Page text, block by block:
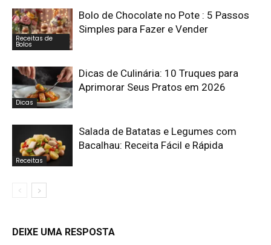
Receitas de
Bolos
Bolo de Chocolate no Pote : 5 Passos
Simples para Fazer e Vender
Dicas
Dicas de Culinária: 10 Truques para
Aprimorar Seus Pratos em 2026
Receitas
Salada de Batatas e Legumes com
Bacalhau: Receita Fácil e Rápida
DEIXE UMA RESPOSTA